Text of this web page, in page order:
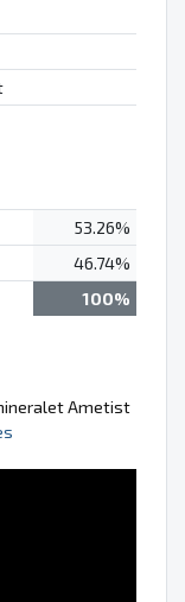
53.26%
46.74%
100%
Ametist